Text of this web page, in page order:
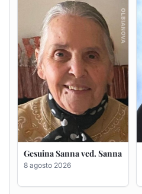
Gesuina Sanna ved. Sanna
8 agosto 2026